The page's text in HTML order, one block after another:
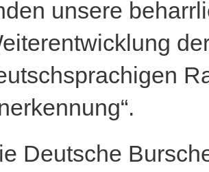
unsere
Deutsche